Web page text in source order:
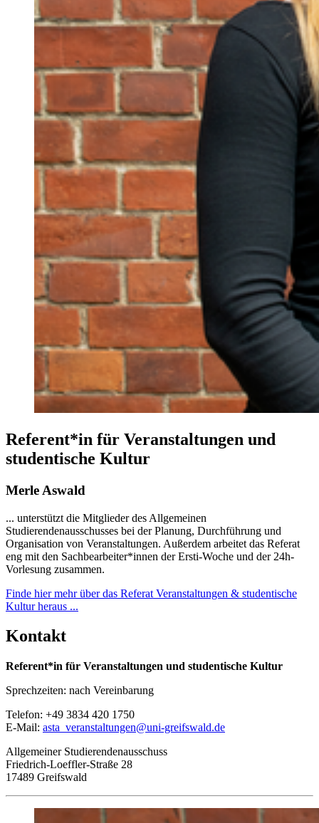
Referent*in für Veranstaltungen und
studentische Kultur
Merle Aswald
... unterstützt die Mitglieder des Allgemeinen
Studierendenausschusses bei der Planung, Durchführung und
Organisation von Veranstaltungen. Außerdem arbeitet das Referat
eng mit den Sachbearbeiter*innen der Ersti-Woche und der 24h-
Vorlesung zusammen.
Finde hier mehr über das Referat Veranstaltungen & studentische
Kultur heraus ...
Kontakt
Referent*in für Veranstaltungen und studentische Kultur
Sprechzeiten: nach Vereinbarung
Telefon: +49 3834 420 1750
E-Mail: asta_veranstaltungen@uni-greifswald.de
Allgemeiner Studierendenausschuss
Friedrich-Loeffler-Straße 28
17489 Greifswald